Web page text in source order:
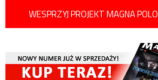
WESPRZYJ PROJEKT MAGNA